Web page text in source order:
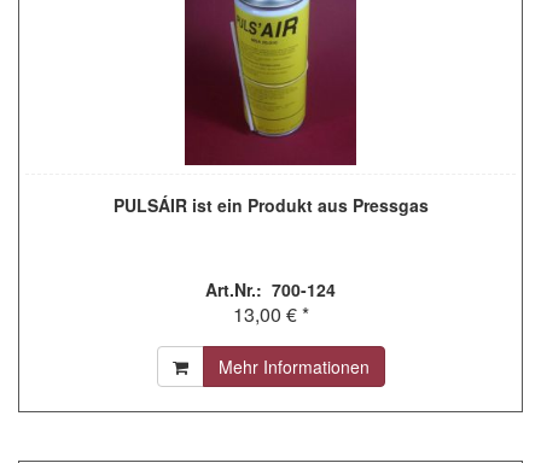
PULSÁIR ist ein Produkt aus Pressgas
Art.Nr.: 700-124
13,00 € *
Mehr Informationen